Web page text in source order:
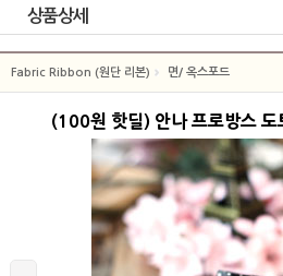
상품상세
Fabric Ribbon (원단 리본) 면/ 옥스포드
(100원 핫딜) 안나 프로방스